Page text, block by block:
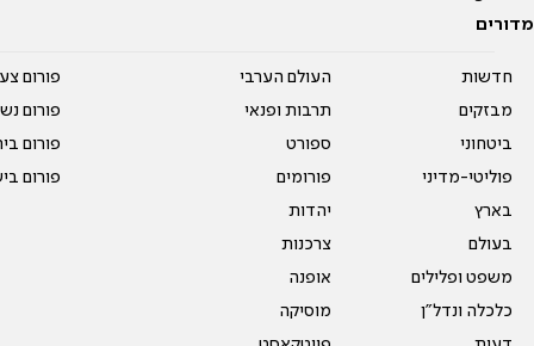
מדורים
חדשות
מבזקים
ביטחוני
פוליטי-מדיני
בארץ
בעולם
משפט ופלילים
כלכלה ונדל"ן
העולם הערבי
תרבות ופנאי
ספורט
פורומים
יהדות
צרכנות
אופנה
מוסיקה
פורום
פורום
פורום
פורום